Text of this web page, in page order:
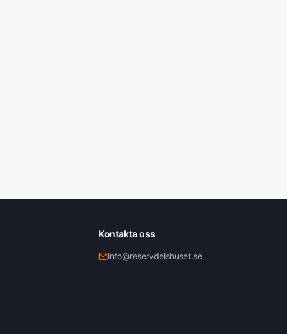
Kontakta oss
info@reservdelshuset.se